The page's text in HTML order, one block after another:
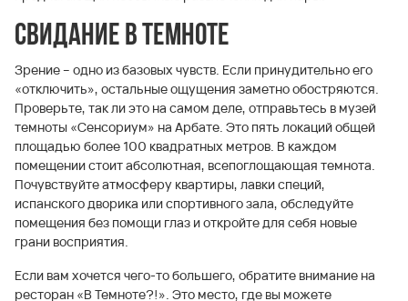
Свидание в темноте
Зрение – одно из базовых чувств. Если принудительно его
«отключить», остальные ощущения заметно обостряются.
Проверьте, так ли это на самом деле, отправьтесь в музей
темноты «Сенсориум» на Арбате. Это пять локаций общей
площадью более 100 квадратных метров. В каждом
помещении стоит абсолютная, всепоглощающая темнота.
Почувствуйте атмосферу квартиры, лавки специй,
испанского дворика или спортивного зала, обследуйте
помещения без помощи глаз и откройте для себя новые
грани восприятия.
Если вам хочется чего-то большего, обратите внимание на
ресторан «В Темноте?!». Это место, где вы можете